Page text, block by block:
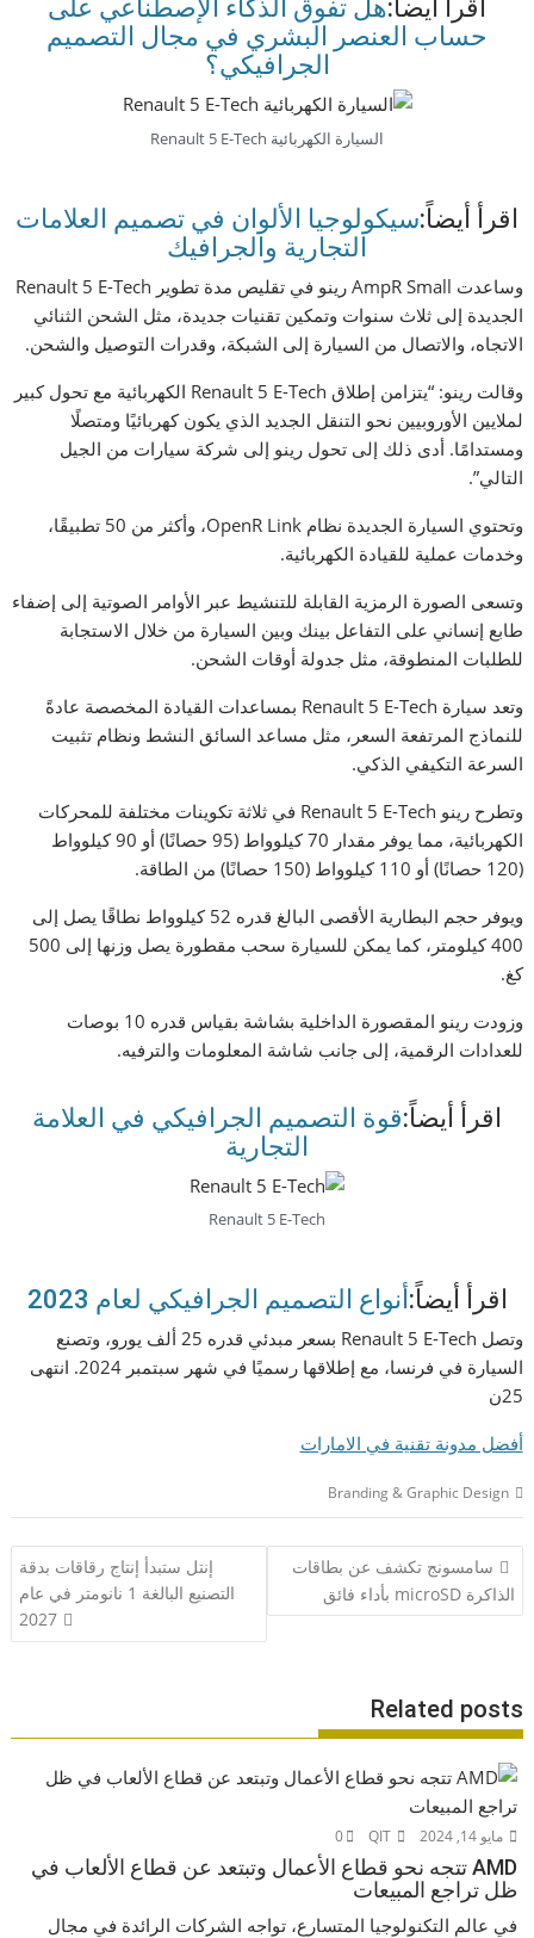
اقرأ أيضاً:هل تفوق الذكاء الإصطناعي على
حساب العنصر البشري في مجال التصميم
الجرافيكي؟
السيارة الكهربائية Renault 5 E-Tech
اقرأ أيضاً:سيكولوجيا الألوان في تصميم العلامات
التجارية والجرافيك
وساعدت AmpR Small رينو في تقليص مدة تطوير Renault 5 E-Tech
الجديدة إلى ثلاث سنوات وتمكين تقنيات جديدة، مثل الشحن الثنائي
الاتجاه، والاتصال من السيارة إلى الشبكة، وقدرات التوصيل والشحن.
وقالت رينو: “يتزامن إطلاق Renault 5 E-Tech الكهربائية مع تحول كبير
لملايين الأوروبيين نحو التنقل الجديد الذي يكون كهربائيًا ومتصلًا
ومستدامًا. أدى ذلك إلى تحول رينو إلى شركة سيارات من الجيل
التالي”.
وتحتوي السيارة الجديدة نظام OpenR Link، وأكثر من 50 تطبيقًا،
وخدمات عملية للقيادة الكهربائية.
وتسعى الصورة الرمزية القابلة للتنشيط عبر الأوامر الصوتية إلى إضفاء
طابع إنساني على التفاعل بينك وبين السيارة من خلال الاستجابة
للطلبات المنطوقة، مثل جدولة أوقات الشحن.
وتعد سيارة Renault 5 E-Tech بمساعدات القيادة المخصصة عادةً
للنماذج المرتفعة السعر، مثل مساعد السائق النشط ونظام تثبيت
السرعة التكيفي الذكي.
وتطرح رينو Renault 5 E-Tech في ثلاثة تكوينات مختلفة للمحركات
الكهربائية، مما يوفر مقدار 70 كيلوواط (95 حصانًا) أو 90 كيلوواط
(120 حصانًا) أو 110 كيلوواط (150 حصانًا) من الطاقة.
ويوفر حجم البطارية الأقصى البالغ قدره 52 كيلوواط نطاقًا يصل إلى
400 كيلومتر، كما يمكن للسيارة سحب مقطورة يصل وزنها إلى 500
كغ.
وزودت رينو المقصورة الداخلية بشاشة بقياس قدره 10 بوصات
للعدادات الرقمية، إلى جانب شاشة المعلومات والترفيه.
اقرأ أيضاً:قوة التصميم الجرافيكي في العلامة
التجارية
Renault 5 E-Tech
اقرأ أيضاً:أنواع التصميم الجرافيكي لعام 2023
وتصل Renault 5 E-Tech بسعر مبدئي قدره 25 ألف يورو، وتصنع
السيارة في فرنسا، مع إطلاقها رسميًا في شهر سبتمبر 2024. انتهى
25ن
أفضل مدونة تقنية في الامارات
Branding & Graphic Design
تصفّح
المقالات
سامسونج تكشف عن بطاقات
الذاكرة microSD بأداء فائق
إنتل ستبدأ إنتاج رقاقات بدقة
التصنيع البالغة 1 نانومتر في عام
2027
Related posts
مايو 14, 2024 QIT
0
AMD تتجه نحو قطاع الأعمال وتبتعد عن قطاع الألعاب في
ظل تراجع المبيعات
في عالم التكنولوجيا المتسارع، تواجه الشركات الرائدة في مجال